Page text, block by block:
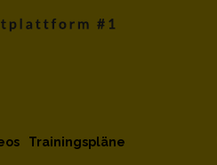
Trainingspläne